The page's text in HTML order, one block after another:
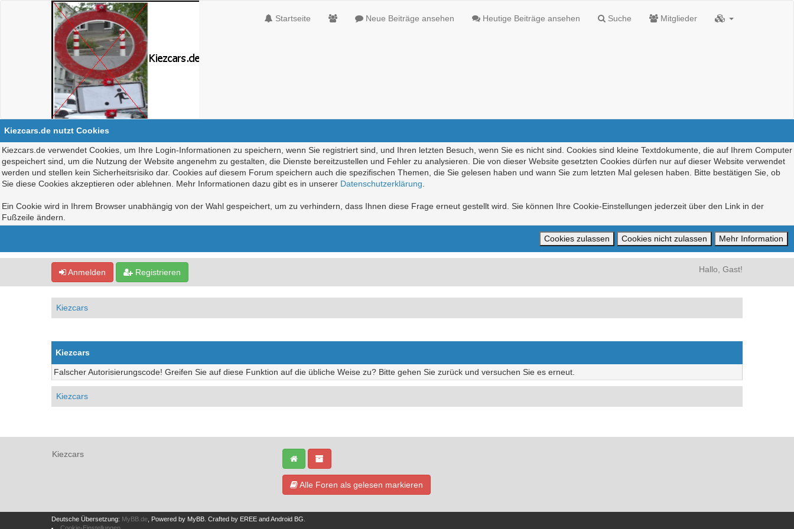
Startseite Neue Beiträge ansehen Heutige Beiträge ansehen Suche Mitglieder
Kiezcars.de nutzt Cookies
Kiezcars.de verwendet Cookies, um Ihre Login-Informationen zu speichern, wenn Sie registriert sind, und Ihren letzten Besuch, wenn Sie es nicht sind. Cookies sind kleine Textdokumente, die auf Ihrem Computer
gespeichert sind, um die Nutzung der Website angenehm zu gestalten, die Dienste bereitzustellen und Fehler zu analysieren. Die von dieser Website gesetzten Cookies dürfen nur auf dieser Website verwendet
werden und stellen kein Sicherheitsrisiko dar. Cookies auf diesem Forum speichern auch die spezifischen Themen, die Sie gelesen haben und wann Sie zum letzten Mal gelesen haben. Bitte bestätigen Sie, ob
Sie diese Cookies akzeptieren oder ablehnen. Mehr Informationen dazu gibt es in unserer Datenschutzerklärung
Ein Cookie wird in Ihrem Browser unabhängig von der Wahl gespeichert, um zu verhindern, dass Ihnen diese Frage erneut gestellt wird. Sie können Ihre Cookie-Einstellungen jederzeit über den Link in der
Fußzeile ändern.
Anmelden Registrieren Hallo, Gast!
Kiezcars
Kiezcars
Falscher Autorisierungscode! Greifen Sie auf diese Funktion auf die übliche Weise zu? Bitte gehen Sie zurück und versuchen Sie es erneut.
Kiezcars
Kiezcars
Alle Foren als gelesen markieren
Deutsche Übersetzung: MyBB.de , Powered by MyBB Crafted by EREE andAndroid BG